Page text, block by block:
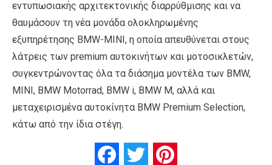
εντυπωσιακής αρχιτεκτονικής διαρρύθμισης και να
θαυμάσουν τη νέα μονάδα ολοκληρωμένης
εξυπηρέτησης BMW-MINI, η οποία απευθύνεται στους
λάτρεις των premium αυτοκινήτων και μοτοσικλετών,
συγκεντρώνοντας όλα τα διάσημα μοντέλα των BMW,
MINI, BMW Motorrad, BMW i, BMW M, αλλά και
μεταχειρισμένα αυτοκίνητα BMW Premium Selection,
κάτω από την ίδια στέγη.
FacebookTwitter